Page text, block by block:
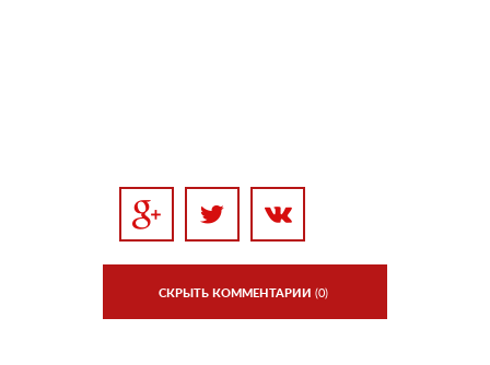
СКРЫТЬ КОММЕНТАРИИ (0)